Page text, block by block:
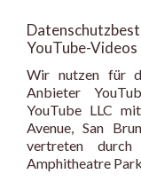
YouTube-Videos
Wir nutzen für
Anbieter
YouTube LLC
Avenue, San
vertreten
Amphitheatre